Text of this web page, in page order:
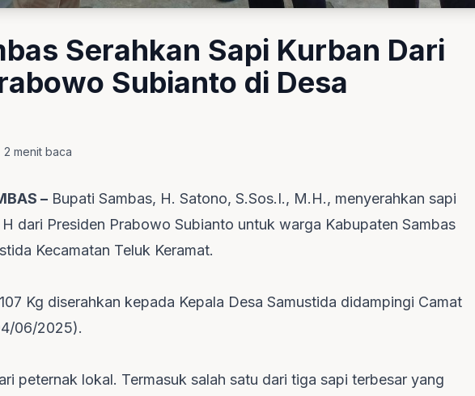
Serahkan Sapi Kurban Dari
Subianto di Desa
2 menit baca
– Bupati Sambas, H. Satono, S.Sos.I., M.H., menyerahkan sapi
dari Presiden Prabowo Subianto untuk warga Kabupaten Sambas
Kecamatan Teluk Keramat.
Kg diserahkan kepada Kepala Desa Samustida didampingi Camat
06/2025).
peternak lokal. Termasuk salah satu dari tiga sapi terbesar yang